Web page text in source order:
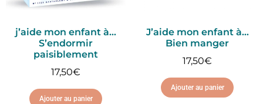
j’aide mon enfant à…
S’endormir
paisiblement
17,50€
Ajouter au panier
J’aide mon enfant à…
Bien manger
17,50€
Ajouter au panier